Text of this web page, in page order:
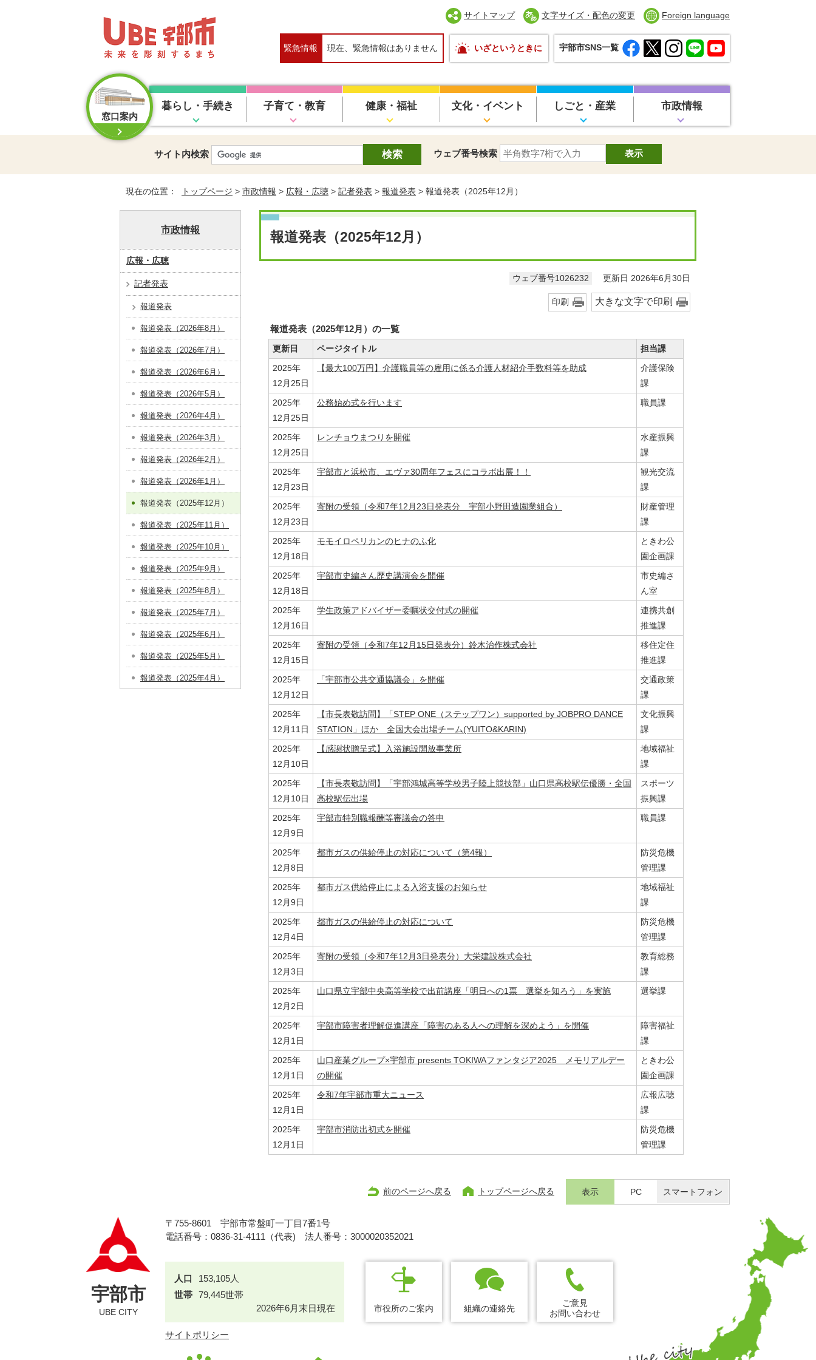
サイトマップ 文字サイズ・配色の変更 Foreign language
緊急情報 現在、緊急情報はありません いざというときに 宇部市SNS一覧
窓口案内
暮らし・手続き 子育て・教育 健康・福祉 文化・イベント しごと・産業 市政情報
サイト内検索 ウェブ番号検索
現在の位置： トップページ > 市政情報 > 広報・広聴 > 記者発表 > 報道発表 > 報道発表（2025年12月）
報道発表（2025年12月）
ウェブ番号1026232 更新日 2026年6月30日
印刷 大きな文字で印刷
報道発表（2025年12月）の一覧
更新日 ページタイトル
担当課
2025年
12月25日
【最大100万円】介護職員等の雇用に係る介護人材紹介手数料等を助成
介護保険
課
2025年
12月25日
公務始め式を行います 職員課
2025年
12月25日
レンチョウまつりを開催
水産振興
課
2025年
12月23日
宇部市と浜松市、エヴァ30周年フェスにコラボ出展！！
観光交流
課
2025年
12月23日
寄附の受領（令和7年12月23日発表分 宇部小野田造園業組合）
財産管理
課
2025年
12月18日
モモイロペリカンのヒナのふ化
ときわ公
園企画課
2025年
12月18日
宇部市史編さん歴史講演会を開催
市史編さ
ん室
2025年
12月16日
学生政策アドバイザー委嘱状交付式の開催
連携共創
推進課
2025年
12月15日
寄附の受領（令和7年12月15日発表分）鈴木治作株式会社
移住定住
推進課
2025年
12月12日
「宇部市公共交通協議会」を開催
交通政策
課
2025年
12月11日
【市長表敬訪問】「STEP ONE（ステップワン）supported by JOBPRO DANCE
STATION」ほか 全国大会出場チーム(YUITO&KARIN)
文化振興
課
2025年
12月10日
【感謝状贈呈式】入浴施設開放事業所
地域福祉
課
2025年
12月10日
【市⻑表敬訪問】「宇部鴻城⾼等学校男⼦陸上競技部」⼭⼝県⾼校駅伝優勝・全国
⾼校駅伝出場
スポーツ
振興課
2025年
12月9日
宇部市特別職報酬等審議会の答申 職員課
2025年
12月8日
都市ガスの供給停止の対応について（第4報）
防災危機
管理課
2025年
12月9日
都市ガス供給停止による入浴支援のお知らせ
地域福祉
課
2025年
12月4日
都市ガスの供給停止の対応について
防災危機
管理課
2025年
12月3日
寄附の受領（令和7年12月3日発表分）大栄建設株式会社
教育総務
課
2025年
12月2日
山口県立宇部中央高等学校で出前講座「明日への1票 選挙を知ろう」を実施 選挙課
2025年
12月1日
宇部市障害者理解促進講座「障害のある人への理解を深めよう」を開催
障害福祉
課
2025年
12月1日
山口産業グループ×宇部市 presents TOKIWAファンタジア2025 メモリアルデー
の開催
ときわ公
園企画課
2025年
12月1日
令和7年宇部市重大ニュース
広報広聴
課
2025年
12月1日
宇部市消防出初式を開催
防災危機
管理課
市政情報
広報・広聴
記者発表
報道発表
報道発表（2026年8月）
報道発表（2026年7月）
報道発表（2026年6月）
報道発表（2026年5月）
報道発表（2026年4月）
報道発表（2026年3月）
報道発表（2026年2月）
報道発表（2026年1月）
報道発表（2025年12月）
報道発表（2025年11月）
報道発表（2025年10月）
報道発表（2025年9月）
報道発表（2025年8月）
報道発表（2025年7月）
報道発表（2025年6月）
報道発表（2025年5月）
報道発表（2025年4月）
前のページへ戻る トップページへ戻る 表示 PC スマートフォン
宇部市
UBE CITY
〒755-8601 宇部市常盤町一丁目7番1号
電話番号：0836-31-4111（代表) 法人番号：3000020352021
人口
153,105人
世帯 79,445世帯
2026年6月末日現在
市役所のご案内 組織の連絡先
ご意見
お問い合わせ
サイトポリシー